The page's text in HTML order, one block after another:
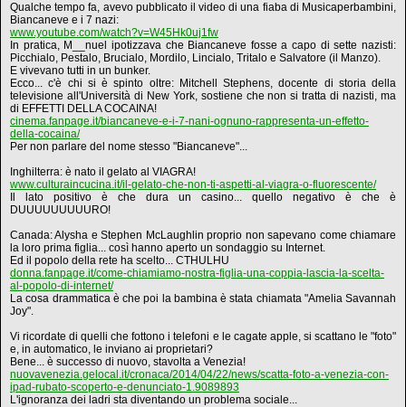
Qualche tempo fa, avevo pubblicato il video di una fiaba di Musicaperbambini,
Biancaneve e i 7 nazi:
www.youtube.com/watch?v=W45Hk0uj1fw
In pratica, M__nuel ipotizzava che Biancaneve fosse a capo di sette nazisti:
Picchialo, Pestalo, Brucialo, Mordilo, Lincialo, Tritalo e Salvatore (il Manzo).
E vivevano tutti in un bunker.
Ecco... c'è chi si è spinto oltre: Mitchell Stephens, docente di storia della
televisione all'Università di New York, sostiene che non si tratta di nazisti, ma
di EFFETTI DELLA COCAINA!
cinema.fanpage.it/biancaneve-e-i-7-nani-ognuno-rappresenta-un-effetto-
della-cocaina/
Per non parlare del nome stesso "Biancaneve"...
Inghilterra: è nato il gelato al VIAGRA!
www.culturaincucina.it/il-gelato-che-non-ti-aspetti-al-viagra-o-fluorescente/
Il lato positivo è che dura un casino... quello negativo è che è
DUUUUUUUUURO!
Canada: Alysha e Stephen McLaughlin proprio non sapevano come chiamare
la loro prima figlia... così hanno aperto un sondaggio su Internet.
Ed il popolo della rete ha scelto... CTHULHU
donna.fanpage.it/come-chiamiamo-nostra-figlia-una-coppia-lascia-la-scelta-
al-popolo-di-internet/
La cosa drammatica è che poi la bambina è stata chiamata "Amelia Savannah
Joy".
Vi ricordate di quelli che fottono i telefoni e le cagate apple, si scattano le "foto"
e, in automatico, le inviano ai proprietari?
Bene... è successo di nuovo, stavolta a Venezia!
nuovavenezia.gelocal.it/cronaca/2014/04/22/news/scatta-foto-a-venezia-con-
ipad-rubato-scoperto-e-denunciato-1.9089893
L'ignoranza dei ladri sta diventando un problema sociale...